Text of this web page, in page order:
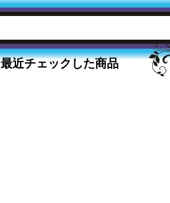
最近チェックした商品